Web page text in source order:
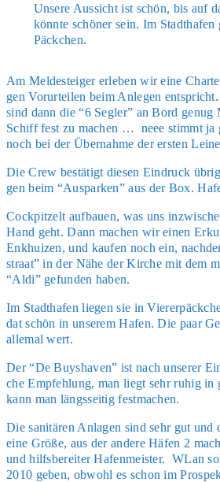
Unse­re Aus­sicht ist schön, bis auf
könn­te schö­ner sein. Im Stadt­ha­fen
Päck­chen.
Am Mel­dest­ei­ger erle­ben wir eine
gen Vor­ur­tei­len beim Anle­gen
sind dann die “6 Seg­ler” an Bord genug
Schiff fest zu machen … neee stimmt
noch bei der Über­nah­me der ers­ten
Die Crew bestä­tigt die­sen Ein­druck
gen beim “Aus­par­ken” aus der Box.
Cockpit­zelt auf­bau­en, was uns
Hand geht. Dann machen wir einen
Enkhui­zen, und kau­fen noch ein,
stra­at” in der Nähe der Kir­che mit dem
“Aldi” gefun­den haben.
Im Stadt­ha­fen lie­gen sie in
dat schön in unse­rem Hafen. Die paar
alle­mal wert.
Der “De Buys­ha­ven” ist nach unse­rer
che Emp­feh­lung, man liegt sehr ruhig in
kann man längs­sei­tig fest­ma­chen.
Die sani­tä­ren Anla­gen sind sehr gut und
eine Grö­ße, aus der ande­re Häfen 2
und hilfs­be­rei­ter Hafen­meis­ter. WLan
2010 geben, obwohl es schon im